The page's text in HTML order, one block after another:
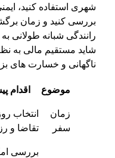
شهری استفاده کنید،
بررسی کنید و زمان
رانندگی شبانه طولانی
شاید مستقیم مالی به
ناگهانی و خسارت های
موضوع اقدام
زمان
سفر
انتخاب
تقاضا و
بررسی